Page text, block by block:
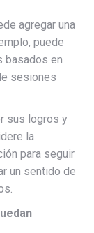
agregar una
puede
basados ​​en
sesiones
sus logros y
la
para seguir
un sentido de